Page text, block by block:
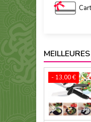
- 13,00 €